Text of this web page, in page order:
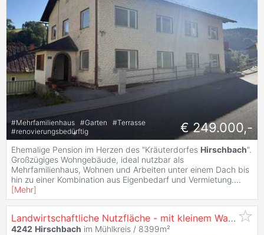
#Mehrfamilienhaus #Garten #Terrasse
#renovierungsbedürftig € 249.000,-
Ehemalige Pension im Herzen des "Kräuterdorfes Hirschbach".
Großzügiges Wohngebäude, ideal nutzbar als
Mehrfamilienhaus, Wohnen und Arbeiten unter einem Dach bis
hin zu einer Kombination aus Eigenbedarf und Vermietung....
[Mehr]
Landwirtschaftliche Nutzfläche - mit kleinem Waldanteil
4242 Hirschbach im Mühlkreis / 8399m²